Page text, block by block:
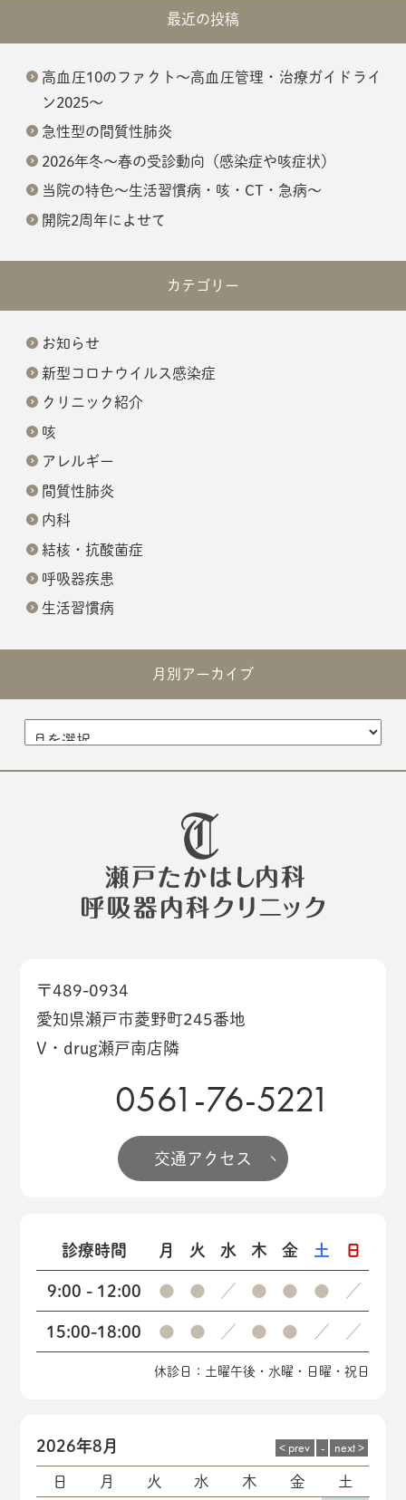
最近の投稿
高血圧10のファクト～高血圧管理・治療ガイドライ
ン2025～
急性型の間質性肺炎
2026年冬～春の受診動向（感染症や咳症状）
当院の特色～生活習慣病・咳・CT・急病～
開院2周年によせて
カテゴリー
お知らせ
新型コロナウイルス感染症
クリニック紹介
咳
アレルギー
間質性肺炎
内科
結核・抗酸菌症
呼吸器疾患
生活習慣病
月別アーカイブ
〒489-0934
愛知県瀬戸市菱野町245番地
V・drug瀬戸南店隣
0561-76-5221
交通アクセス
診療時間 月 火 水 木 金 土 日
9:00 - 12:00 ● ● ／ ● ● ● ／
15:00-18:00 ● ● ／ ● ● ／ ／
休診日：土曜午後・水曜・日曜・祝日
2026年8月
日 月 火 水 木 金 土